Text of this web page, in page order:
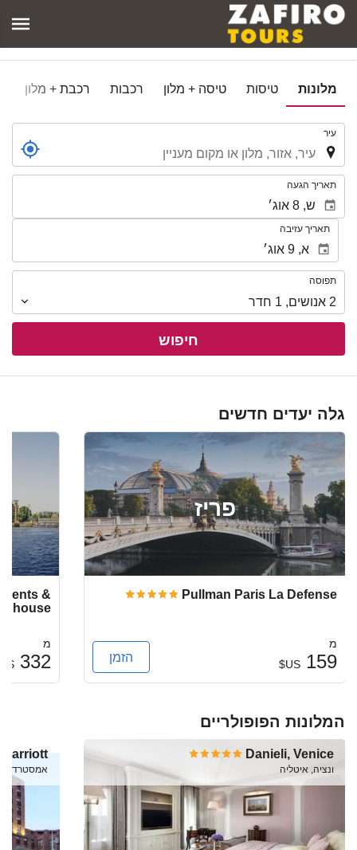
מלונות טיסות טיסה + מלון רכבות רכבת + מלון
עיר
תאריך הגעה
תאריך עזיבה
תפוסה
תפוסה
2 אנושים 1 חדר
חיפוש
גלה יעדים חדשים
פריז
Pullman Paris La Defense
מ
159
US$ הזמן
&
מ
332
US$
המלונות הפופולריים
Danieli, Venice
ונציה, איטליה אמסטרדם, Netherlands